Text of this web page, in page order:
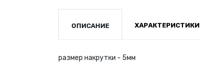
ОПИСАНИЕ ХАРАКТЕРИСТИКИ
размер накрутки - 5мм